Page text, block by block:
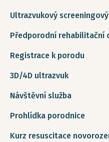
Ultrazvukový
Předporodní rehabilitační
Registrace k porodu
3D/4D ultrazvuk
Návštěvní služba
Prohlídka porodnice
Kurz resuscitace